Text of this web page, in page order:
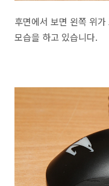
후면에서 보면 왼쪽 위
모습을 하고 있습니다.